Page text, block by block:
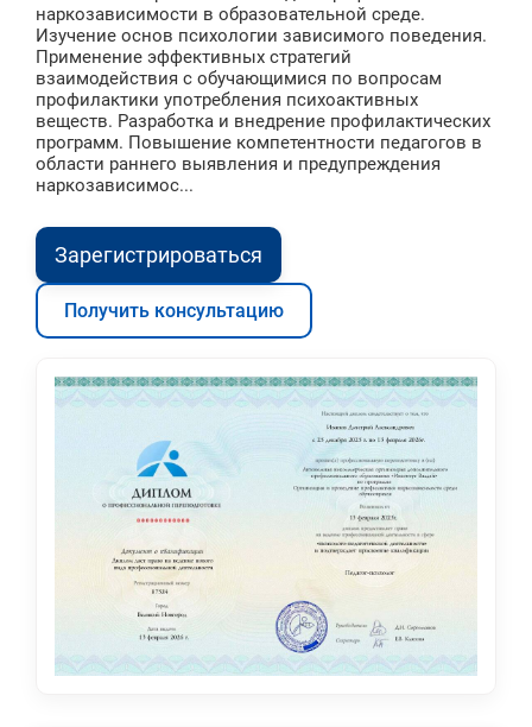
наркозависимости в образовательной среде.
Изучение основ психологии зависимого поведения.
Применение эффективных стратегий
взаимодействия с обучающимися по вопросам
профилактики употребления психоактивных
веществ. Разработка и внедрение профилактических
программ. Повышение компетентности педагогов в
области раннего выявления и предупреждения
наркозависимос...
Зарегистрироваться
Получить консультацию